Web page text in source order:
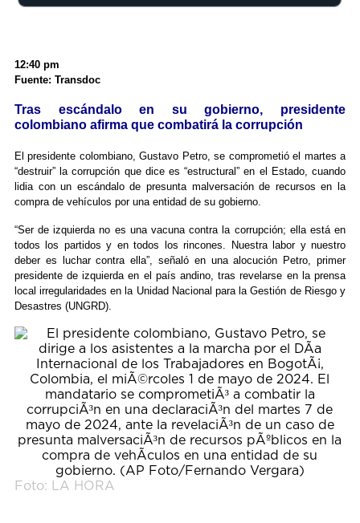
12:40 pm
Fuente: Transdoc
Tras escándalo en su gobierno, presidente
colombiano afirma que combatirá la corrupción
El presidente colombiano, Gustavo Petro, se comprometió el martes a
“destruir” la corrupción que dice es “estructural” en el Estado, cuando
lidia con un escándalo de presunta malversación de recursos en la
compra de vehículos por una entidad de su gobierno.
“Ser de izquierda no es una vacuna contra la corrupción; ella está en
todos los partidos y en todos los rincones. Nuestra labor y nuestro
deber es luchar contra ella”, señaló en una alocución Petro, primer
presidente de izquierda en el país andino, tras revelarse en la prensa
local irregularidades en la Unidad Nacional para la Gestión de Riesgo y
Desastres (UNGRD).
Foto: LA HORA